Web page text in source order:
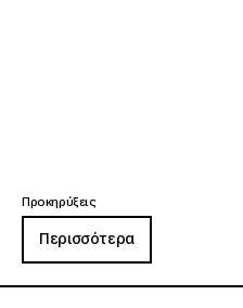
Προκηρύξεις
Περισσότερα